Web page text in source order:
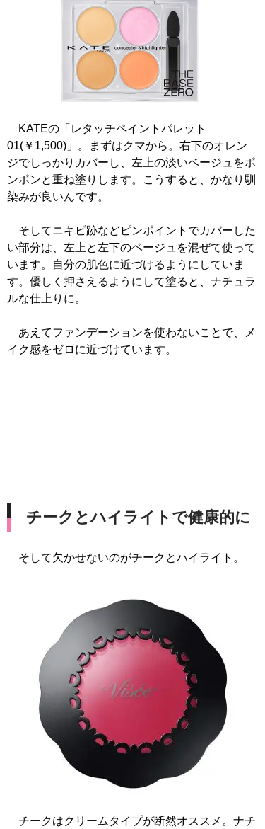
KATEの「レタッチペイントパレット
01(￥1,500)」。まずはクマから。右下のオレン
ジでしっかりカバーし、左上の淡いベージュをポ
ンポンと重ね塗りします。こうすると、かなり馴
染みが良いんです。
そしてニキビ跡などピンポイントでカバーした
い部分は、左上と左下のベージュを混ぜて使って
います。自分の肌色に近づけるようにしていま
す。優しく押さえるようにして塗ると、ナチュラ
ルな仕上りに。
あえてファンデーションを使わないことで、メ
イク感をゼロに近づけています。
チークとハイライトで健康的に
そして欠かせないのがチークとハイライト。
チークはクリームタイプが断然オススメ。ナチ